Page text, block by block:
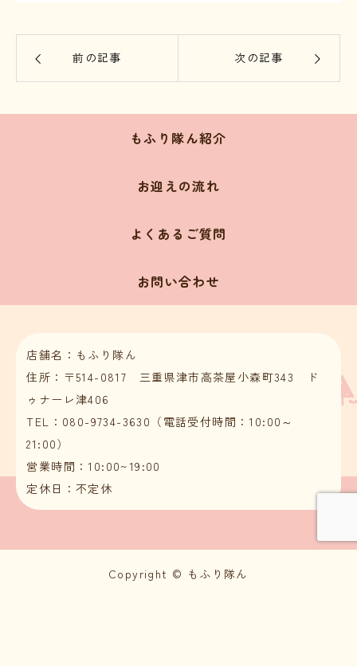
前の記事 次の記事
もふり隊ん紹介
お迎えの流れ
よくあるご質問
お問い合わせ
店舗名：もふり隊ん
住所：〒514-0817 三重県津市高茶屋小森町343 ド
ゥナーレ津406
TEL：080-9734-3630（電話受付時間：10:00～
21:00）
営業時間：10:00~19:00
定休日：不定休
Copyright © もふり隊ん